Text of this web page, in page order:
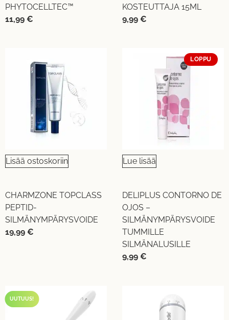
PHYTOCELLTEC™
11,99 €
KOSTEUTTAJA 15ML
9,99 €
Lisää ostoskoriin
CHARMZONE TOPCLASS
PEPTID-
SILMÄNYMPÄRYSVOIDE
19,99 €
LOPPU
Lue lisää
DELIPLUS CONTORNO DE
OJOS –
SILMÄNYMPÄRYSVOIDE
TUMMILLE
SILMÄNALUSILLE
9,99 €
UUTUUS!